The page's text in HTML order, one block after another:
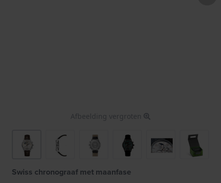
Afbeelding vergroten
Swiss chronograaf met maanfase